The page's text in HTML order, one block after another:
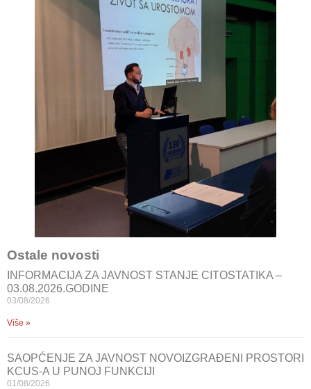
Ostale novosti
INFORMACIJA ZA JAVNOST STANJE CITOSTATIKA –
03.08.2026.GODINE
03/08/2026
Više »
SAOPĆENJE ZA JAVNOST NOVOIZGRAĐENI PROSTORI
KCUS-A U PUNOJ FUNKCIJI
01/08/2026